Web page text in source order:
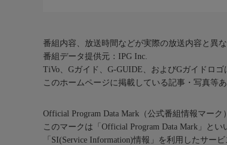
番組内容、放送時間などが実際の放送内容と異
番組データ提供元：IPG Inc.
TiVo、Gガイド、G-GUIDE、およびGガイドロ
このホームページに掲載している記事・写真等
Official Program Data Mark（公式番組情報マーク）
このマークは「Official Program Data Mark」と
「SI(Service Information)情報」を利用したサー